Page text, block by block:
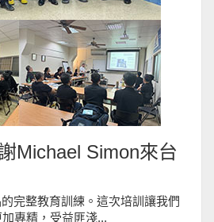
Michael Simon來台
完整教育訓練。這次培訓讓我們
專精，受益匪淺...